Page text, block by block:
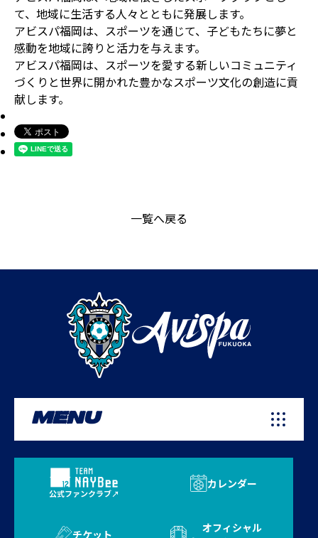
て、地域に生活する人々とともに発展します。
アビスパ福岡は、スポーツを通じて、子どもたちに夢と
感動を地域に誇りと活力を与えます。
アビスパ福岡は、スポーツを愛する新しいコミュニティ
づくりと世界に開かれた豊かなスポーツ文化の創造に貢
献します。
一覧へ戻る
MENU
公式ファンクラブ
カレンダー
チケット
オフィシャル